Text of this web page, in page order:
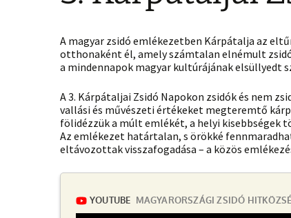
A magyar zsidó emlékezetben Kárpátalja az
otthonaként él, amely számtalan elnémult
a mindennapok magyar kultúrájának elsüllyedt
A 3. Kárpátaljai Zsidó Napokon zsidók és nem
vallási és művészeti értékeket megteremtő
fölidézzük a múlt emlékét, a helyi kisebbségek
Az emlékezet határtalan, s örökké
eltávozottak visszafogadása – a közös